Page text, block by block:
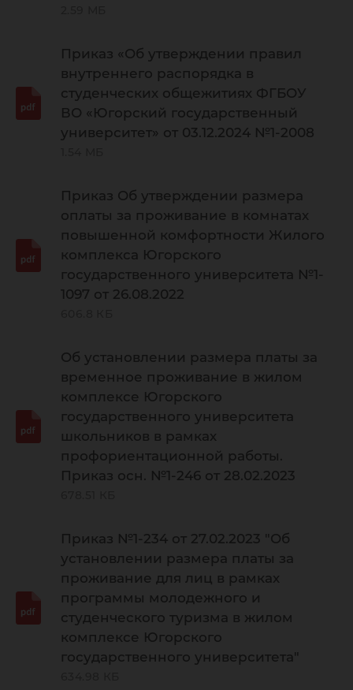
Приказ «Об утверждении правил
внутреннего распорядка в
студенческих общежитиях ФГБОУ
ВО «Югорский государственный
университет» от 03.12.2024 №1-2008
Приказ Об утверждении размера
оплаты за проживание в комнатах
повышенной комфортности Жилого
комплекса Югорского
государственного университета №1-
1097 от 26.08.2022
Об установлении размера платы за
временное проживание в жилом
комплексе Югорского
государственного университета
школьников в рамках
профориентационной работы.
Приказ осн. №1-246 от 28.02.2023
Приказ №1-234 от 27.02.2023 "Об
установлении размера платы за
проживание для лиц в рамках
программы молодежного и
студенческого туризма в жилом
комплексе Югорского
государственного университета"